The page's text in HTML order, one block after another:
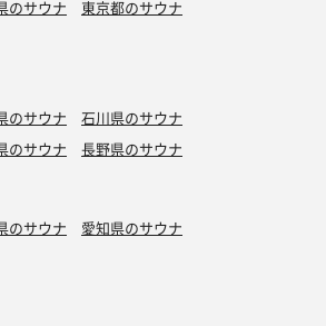
のサウナ
東京都のサウナ
のサウナ
石川県のサウナ
のサウナ 長野県のサウナ
のサウナ
愛知県のサウナ